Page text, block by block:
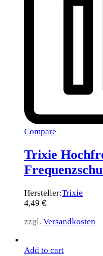
Compare
Trixie
Hersteller:Trixie
4,49 €
zzgl. Versandkosten
Add to cart